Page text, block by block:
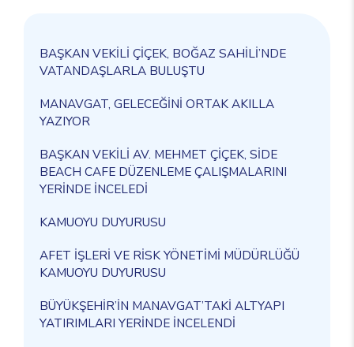
BAŞKAN VEKİLİ ÇİÇEK, BOĞAZ SAHİLİ’NDE
VATANDAŞLARLA BULUŞTU
MANAVGAT, GELECEĞİNİ ORTAK AKILLA
YAZIYOR
BAŞKAN VEKİLİ AV. MEHMET ÇİÇEK, SİDE
BEACH CAFE DÜZENLEME ÇALIŞMALARINI
YERİNDE İNCELEDİ
KAMUOYU DUYURUSU
AFET İŞLERİ VE RİSK YÖNETİMİ MÜDÜRLÜĞÜ
KAMUOYU DUYURUSU
BÜYÜKŞEHİR’İN MANAVGAT’TAKİ ALTYAPI
YATIRIMLARI YERİNDE İNCELENDİ